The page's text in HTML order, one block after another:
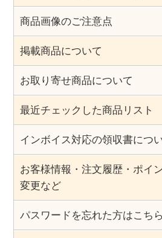
商品画像のご注意点
掲載商品について
お取り寄せ商品について
最近チェックした商品リスト
インボイス対応の領収書につ
お客様情報・注文履歴・ポイ
変更など
パスワードを忘れた方はこち